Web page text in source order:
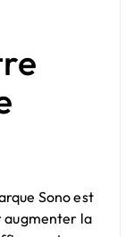
Sono est
augmenter la